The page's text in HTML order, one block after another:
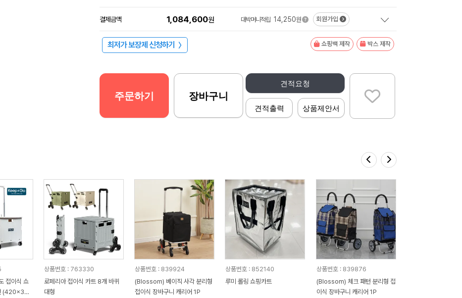
결제금액 1,084,600원 대박머니적립 14,250원 회원가입
최저가 보장제 신청하기 〉 쇼핑백 제작 박스 제작
견적요청
견적출력 상품제안서
주문하기 장바구니
접이식 쇼
(420x380
상품번호 : 763330
로페리아 접이식 카트 8개 바퀴
대형
상품번호 : 839924
(Blossom) 베이직 사각 분리형
접이식 장바구니 캐리어 1P
상품번호 : 852140
루미 롤링 쇼핑카트
상품번호 : 839876
(Blossom) 체크 패턴 분리형 접
이식 장바구니 캐리어 1P